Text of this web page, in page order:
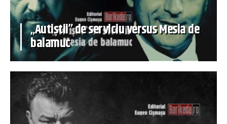
„Autiștii” de serviciu versus Mesia de
balamuc